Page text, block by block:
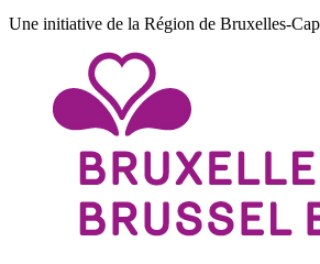
Une initiative de la Région de Bruxelles-